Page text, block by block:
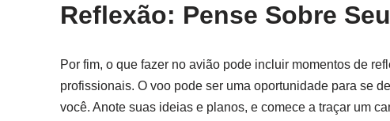
Reflexão: Pense Sobre
Por fim, o que fazer no avião pode incluir momentos de
profissionais. O voo pode ser uma oportunidade para se
você. Anote suas ideias e planos, e comece a traçar um